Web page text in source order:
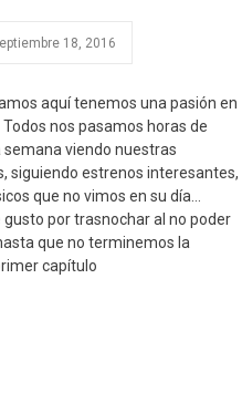
18, 2016
aquí tenemos una pasión en
nos pasamos horas de
viendo nuestras
siguiendo estrenos interesantes,
que no vimos en su día…
por trasnochar al no poder
que no terminemos la
capítulo